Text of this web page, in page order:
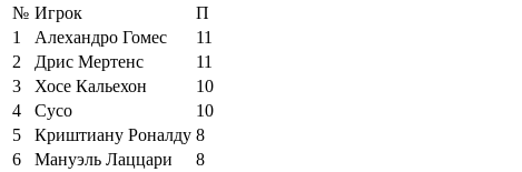
№ Игрок
П
1
Алехандро Гомес
11
2
Дрис Мертенс
11
3
Хосе Кальехон
10
4
Сусо
10
5
Криштиану Роналду 8
6
Мануэль Лаццари
8